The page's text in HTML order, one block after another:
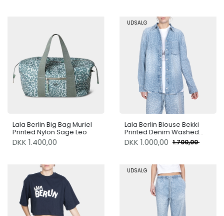
Lala Berlin Big Bag Muriel
Printed Nylon Sage Leo
DKK 1.400,00
UDSALG
Lala Berlin Blouse Bekki
Printed Denim Washed
Blue Leo
DKK 1.000,00 1.700,00
UDSALG